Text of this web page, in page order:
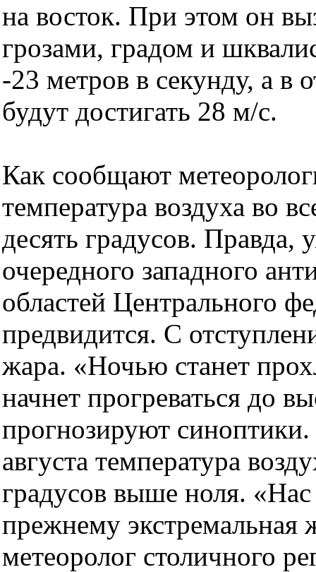
на восток. При этом он
грозами, градом и
-23 метров в секунду, а в
будут достигать 28 м/с.
Как сообщают
температура воздуха во
десять градусов. Правда,
очередного западного
областей Центрального
предвидится. С
жара. «Ночью станет
начнет прогреваться до
прогнозируют
августа температура
градусов выше ноля.
прежнему экстремальная
метеоролог столичного